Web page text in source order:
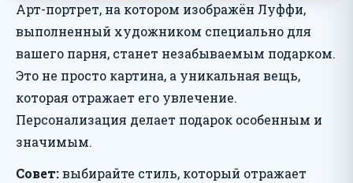
Арт-портрет, на котором изображён Луффи,
выполненный художником специально для
вашего парня, станет незабываемым подарком.
Это не просто картина, а уникальная вещь,
которая отражает его увлечение.
Персонализация делает подарок особенным и
значимым.
Совет:выбирайте стиль, который отражает